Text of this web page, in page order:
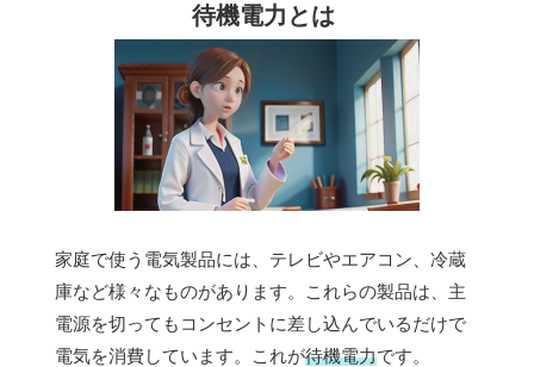
待機電力とは
家庭で使う電気製品には、テレビやエアコン、冷蔵
庫など様々なものがあります。これらの製品は、主
電源を切ってもコンセントに差し込んでいるだけで
電気を消費しています。これが待機電力です。